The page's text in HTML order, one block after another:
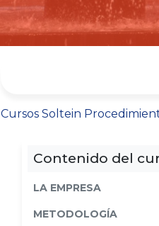
Cursos Soltein
Contenido del
LA EMPRESA
METODOLOGÍA